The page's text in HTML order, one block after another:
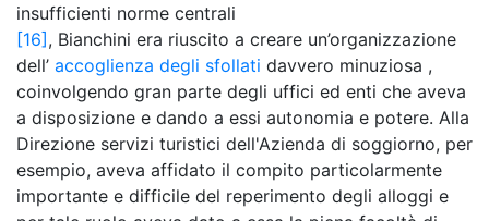
insufficienti norme centrali
[16], Bianchini era riuscito a creare un’organizzazione
dell’ accoglienza degli sfollati davvero minuziosa ,
coinvolgendo gran parte degli uffici ed enti che aveva
a disposizione e dando a essi autonomia e potere. Alla
Direzione servizi turistici dell'Azienda di soggiorno, per
esempio, aveva affidato il compito particolarmente
importante e difficile del reperimento degli alloggi e